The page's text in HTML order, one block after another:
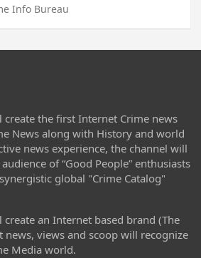
Info Bureau
create the first Internet Crime news
News along with History and world
news experience, the channel will
of “Good People” enthusiasts
global "Crime Catalog"
create an Internet based brand (The
views and scoop will recognize
Media world.